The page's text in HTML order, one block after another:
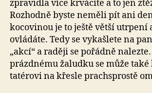
zpravidla více krvácíte a to jen
Rozhodně byste neměli pít ani
kocovinou je to ještě větší utrpení
ovládáte. Tedy se vykašlete na
„akcí“ a raději se pořádně
prázdnému žaludku se může také
tatérovi na křesle prachsprostě